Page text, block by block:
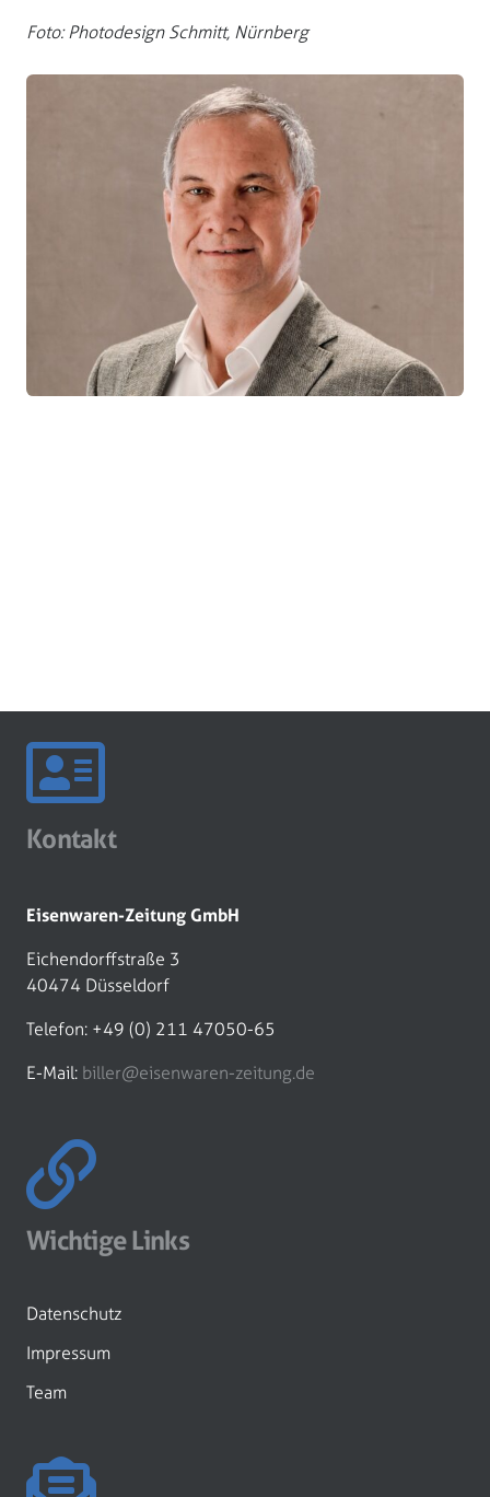
Foto: Photodesign Schmitt, Nürnberg
Kontakt
Eisenwaren-Zeitung GmbH
Eichendorffstraße 3
40474 Düsseldorf
Telefon: +49 (0) 211 47050-65
E-Mail: biller@eisenwaren-zeitung.de
Wichtige Links
Datenschutz
Impressum
Team